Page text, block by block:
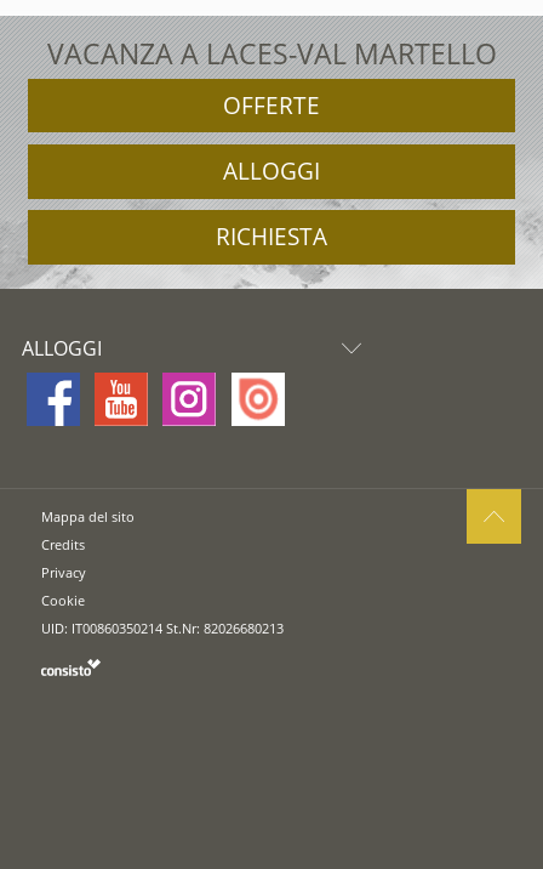
VACANZA A LACES-VAL MARTELLO
OFFERTE
ALLOGGI
RICHIESTA
ALLOGGI
Mappa del sito
Credits
Privacy
Cookie
UID: IT00860350214 St.Nr: 82026680213